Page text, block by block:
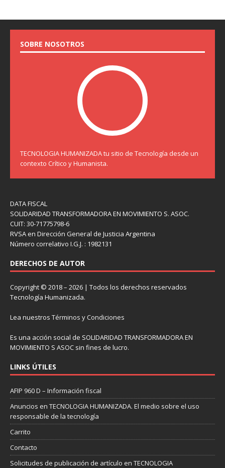
SOBRE NOSOTROS
TECNOLOGIA HUMANIZADA tu sitio de Tecnología desde un
contexto Crítico y Humanista.
DATA FISCAL
SOLIDARIDAD TRANSFORMADORA EN MOVIMIENTO S. ASOC.
CUIT: 30-71775798-6
RVSA en Dirección General de Justicia Argentina
Número correlativo I.G.J. : 1982131
DERECHOS DE AUTOR
Copyright © 2018 – 2026 | Todos los derechos reservados
Tecnología Humanizada.
Lea nuestros Términos y Condiciones
Es una acción social de SOLIDARIDAD TRANSFORMADORA EN
MOVIMIENTO S ASOC sin fines de lucro.
LINKS ÚTILES
AFIP 960 D – Información fiscal
Anuncios en TECNOLOGIA HUMANIZADA. El medio sobre el uso
responsable de la tecnología
Carrito
Contacto
Solicitudes de publicación de artículo en TECNOLOGIA